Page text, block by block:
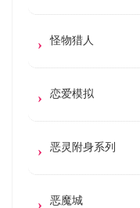
怪物猎人
恋爱模拟
恶灵附身系列
恶魔城